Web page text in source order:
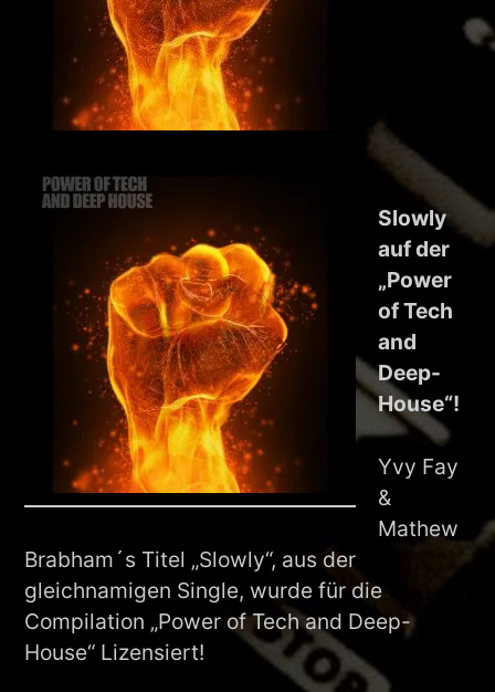
Slowly
auf der
„Power
of Tech
and
Deep-
House“!
Yvy Fay
&
Mathew
Brabham´s Titel „Slowly“, aus der
gleichnamigen Single, wurde für die
Compilation „Power of Tech and Deep-
House“ Lizensiert!